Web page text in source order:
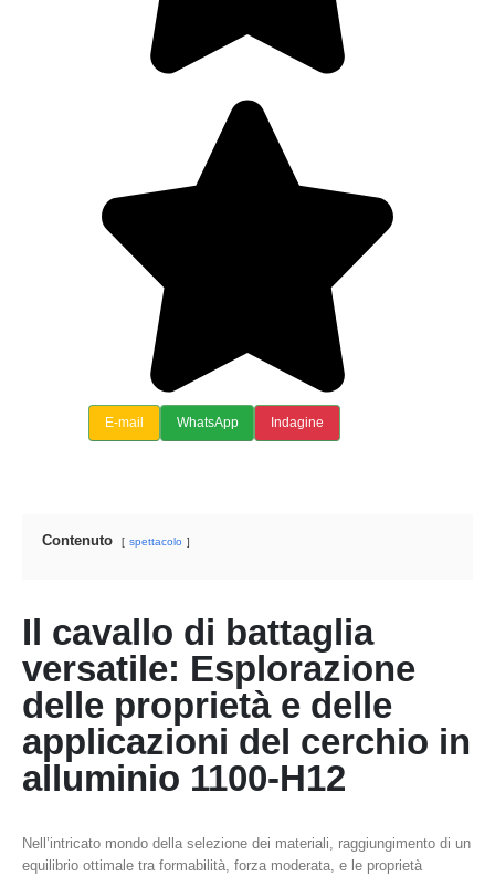
E-mail WhatsApp Indagine
Contenuto spettacolo
Il cavallo di battaglia
versatile: Esplorazione
delle proprietà e delle
applicazioni del cerchio in
alluminio 1100-H12
Nell’intricato mondo della selezione dei materiali, raggiungimento di un
equilibrio ottimale tra formabilità, forza moderata, e le proprietà